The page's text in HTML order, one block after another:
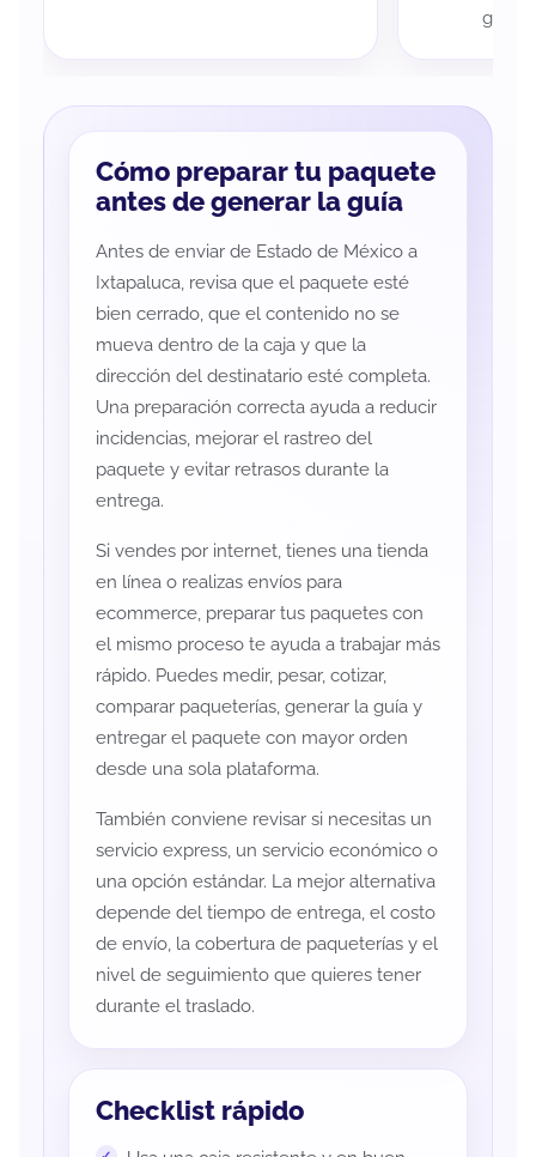
guía
Cómo preparar tu paquete
antes de generar la guía
Antes de enviar de Estado de México a
Ixtapaluca, revisa que el paquete esté
bien cerrado, que el contenido no se
mueva dentro de la caja y que la
dirección del destinatario esté completa.
Una preparación correcta ayuda a reducir
incidencias, mejorar el rastreo del
paquete y evitar retrasos durante la
entrega.
Si vendes por internet, tienes una tienda
en línea o realizas envíos para
ecommerce, preparar tus paquetes con
el mismo proceso te ayuda a trabajar más
rápido. Puedes medir, pesar, cotizar,
comparar paqueterías, generar la guía y
entregar el paquete con mayor orden
desde una sola plataforma.
También conviene revisar si necesitas un
servicio express, un servicio económico o
una opción estándar. La mejor alternativa
depende del tiempo de entrega, el costo
de envío, la cobertura de paqueterías y el
nivel de seguimiento que quieres tener
durante el traslado.
Checklist rápido